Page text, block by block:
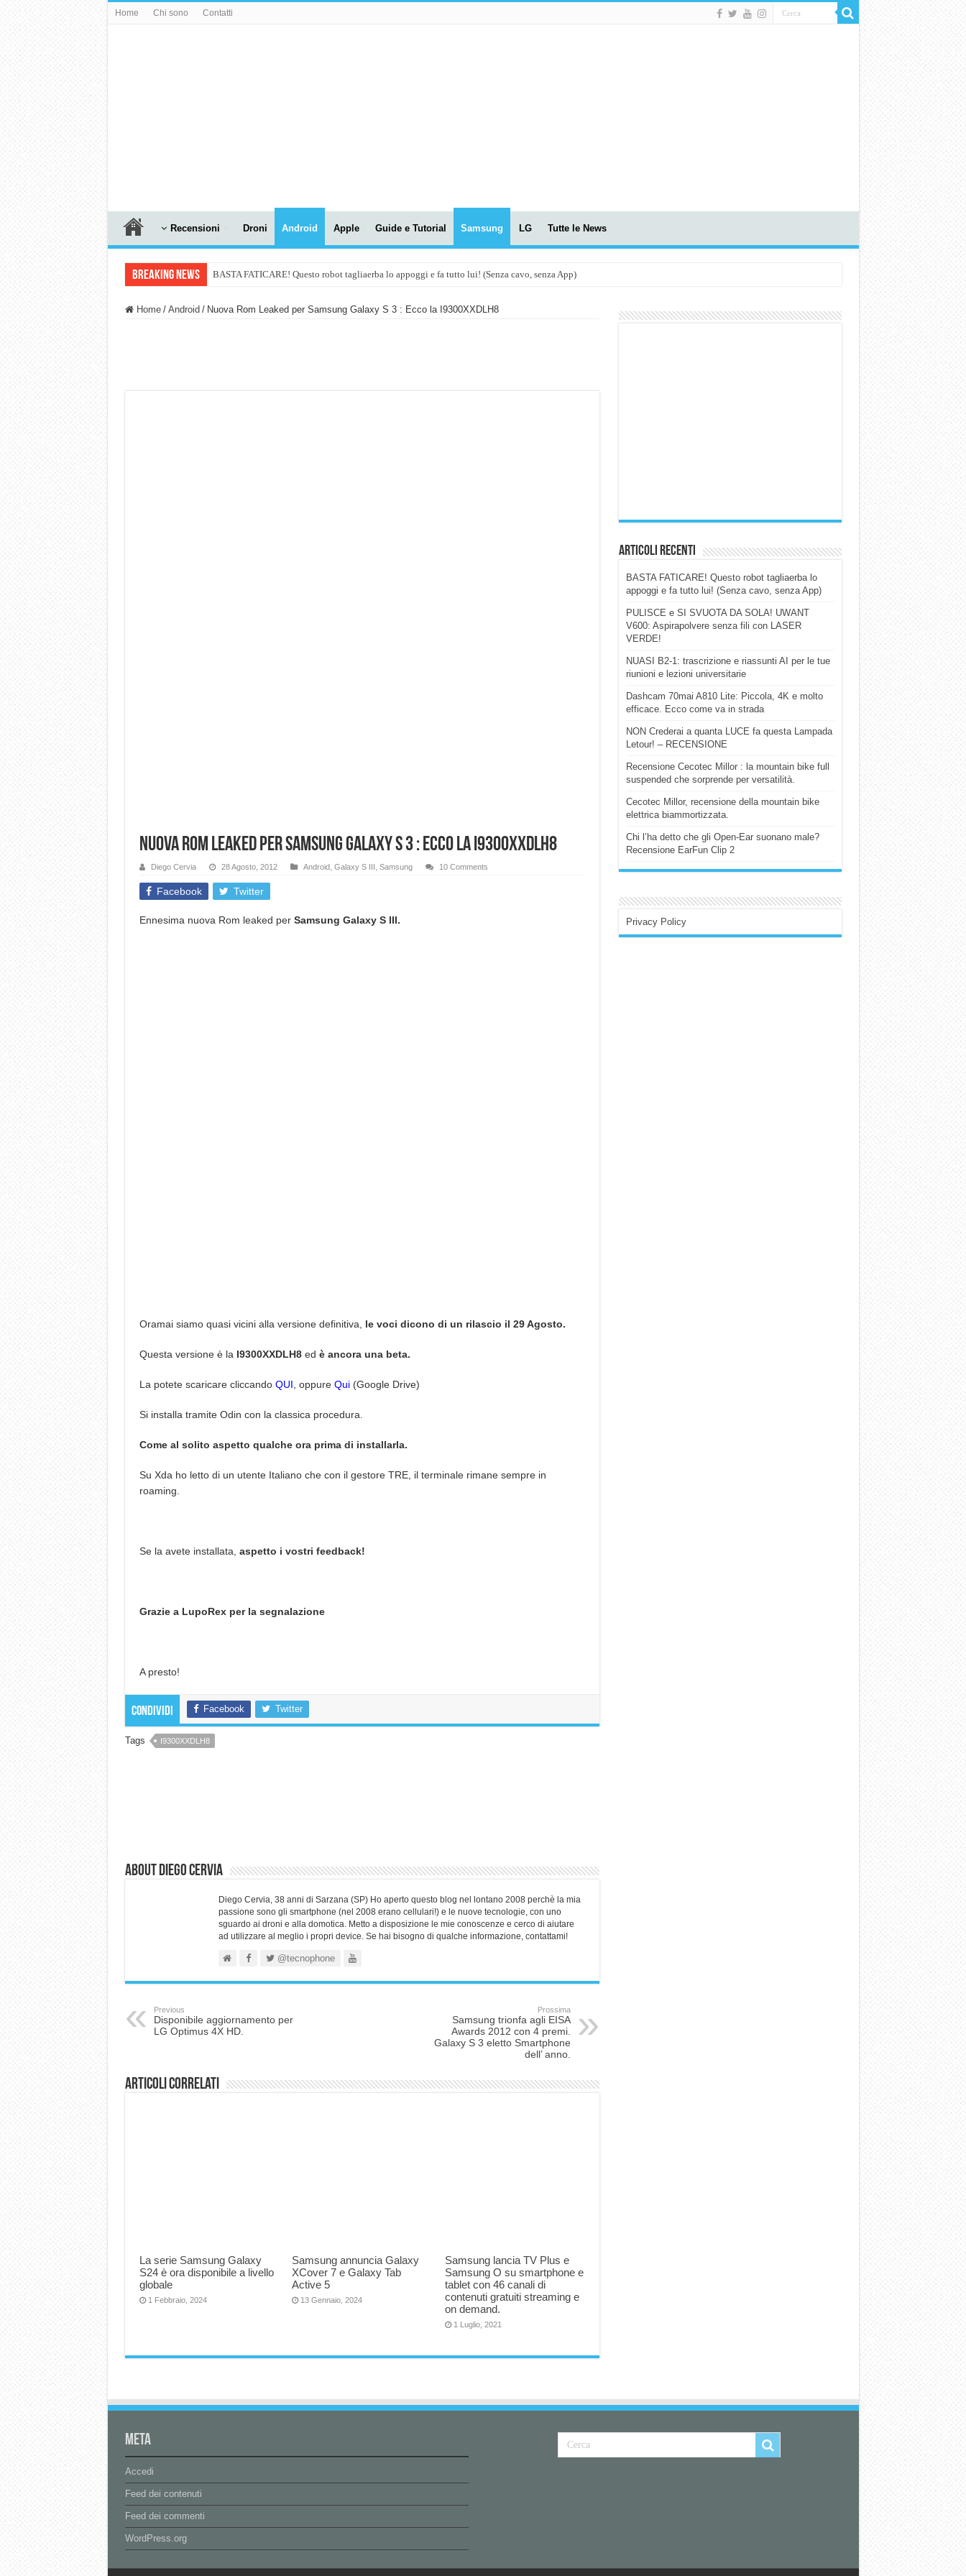
Home Chi sono Contatti
Recensioni Droni Android Apple Guide e Tutorial Samsung LG Tutte le News
Breaking News BASTA FATICARE! Questo robot tagliaerba lo appoggi e fa tutto lui! (Senza cavo, senza App)
Home / Android / Nuova Rom Leaked per Samsung Galaxy S 3 : Ecco la I9300XXDLH8
Nuova Rom Leaked per Samsung Galaxy S 3 : Ecco la I9300XXDLH8
Diego Cervia 28 Agosto, 2012 Android, Galaxy S III Samsung 10 Comments
Facebook Twitter
Ennesima nuova Rom leaked per Samsung Galaxy S III.
Oramai siamo quasi vicini alla versione definitiva, le voci dicono di un rilascio il 29 Agosto.
Questa versione è la I9300XXDLH8ed è ancora una beta.
La potete scaricare cliccando QUI , oppure Qui(Google Drive)
Si installa tramite Odin con la classica procedura.
Come al solito aspetto qualche ora prima di installarla.
Su Xda ho letto di un utente Italiano che con il gestore TRE, il terminale rimane sempre in
roaming.
Se la avete installata, aspetto i vostri feedback!
Grazie a LupoRex per la segnalazione
A presto!
Condividi Facebook Twitter
Tags I9300XXDLH8
About Diego Cervia
Diego Cervia, 38 anni di Sarzana (SP) Ho aperto questo blog nel lontano 2008 perchè la mia
passione sono gli smartphone (nel 2008 erano cellulari!) e le nuove tecnologie, con uno
sguardo ai droni e alla domotica. Metto a disposizione le mie conoscenze e cerco di aiutare
ad utilizzare al meglio i propri device. Se hai bisogno di qualche informazione, contattami!
@tecnophone
Previous
Disponibile aggiornamento per
LG Optimus 4X HD.
Prossima
Samsung trionfa agli EISA
Awards 2012 con 4 premi.
Galaxy S 3 eletto Smartphone
dell’ anno.
Articoli correlati
La serie Samsung Galaxy
S24 è ora disponibile a livello
globale
1 Febbraio, 2024
Samsung annuncia Galaxy
XCover 7 e Galaxy Tab
Active 5
13 Gennaio, 2024
Samsung lancia TV Plus e
Samsung O su smartphone e
tablet con 46 canali di
contenuti gratuiti streaming e
on demand.
1 Luglio, 2021
Articoli Recenti
BASTA FATICARE! Questo robot tagliaerba lo
appoggi e fa tutto lui! (Senza cavo, senza App)
PULISCE e SI SVUOTA DA SOLA! UWANT
V600: Aspirapolvere senza fili con LASER
VERDE!
NUASI B2-1: trascrizione e riassunti AI per le tue
riunioni e lezioni universitarie
Dashcam 70mai A810 Lite: Piccola, 4K e molto
efficace. Ecco come va in strada
NON Crederai a quanta LUCE fa questa Lampada
Letour! – RECENSIONE
Recensione Cecotec Millor : la mountain bike full
suspended che sorprende per versatilità.
Cecotec Millor, recensione della mountain bike
elettrica biammortizzata.
Chi l’ha detto che gli Open-Ear suonano male?
Recensione EarFun Clip 2
Privacy Policy
Meta
Accedi
Feed dei contenuti
Feed dei commenti
WordPress.org